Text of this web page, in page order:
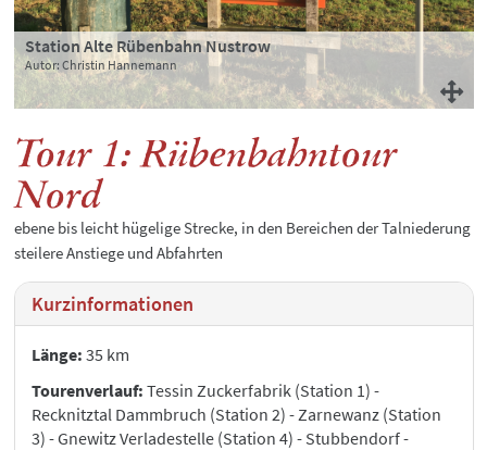
Station Alte Rübenbahn Nustrow
Autor: Christin Hannemann
Tour 1: Rübenbahntour
Nord
ebene bis leicht hügelige Strecke, in den Bereichen der Talniederung
steilere Anstiege und Abfahrten
Kurzinformationen
Länge: 35 km
Tourenverlauf: Tessin Zuckerfabrik (Station 1) -
Recknitztal Dammbruch (Station 2) - Zarnewanz (Station
3) - Gnewitz Verladestelle (Station 4) - Stubbendorf -